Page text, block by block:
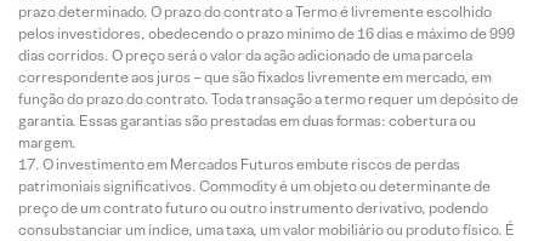
prazo determinado. O prazo do contrato a Termo é livremente escolhido
pelos investidores, obedecendo o prazo mínimo de 16 dias e máximo de 999
dias corridos. O preço será o valor da ação adicionado de uma parcela
correspondente aos juros – que são fixados livremente em mercado, em
função do prazo do contrato. Toda transação a termo requer um depósito de
garantia. Essas garantias são prestadas em duas formas: cobertura ou
margem.
O investimento em Mercados Futuros embute riscos de perdas
patrimoniais significativos. Commodity é um objeto ou determinante de
preço de um contrato futuro ou outro instrumento derivativo, podendo
consubstanciar um índice, uma taxa, um valor mobiliário ou produto físico. É